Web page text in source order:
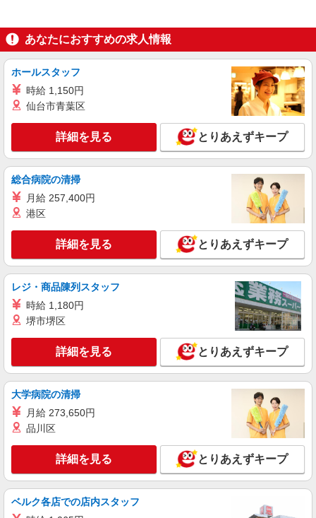
件に入居できます。）
あなたにおすすめの求人情報
ホールスタッフ
時給 1,150円
仙台市青葉区
詳細を見る とりあえずキープ
総合病院の清掃
月給 257,400円
港区
詳細を見る とりあえずキープ
レジ・商品陳列スタッフ
時給 1,180円
堺市堺区
詳細を見る とりあえずキープ
大学病院の清掃
月給 273,650円
品川区
詳細を見る とりあえずキープ
ベルク各店での店内スタッフ